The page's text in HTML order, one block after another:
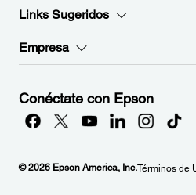
Links Sugeridos
Empresa
Conéctate con Epson
© 2026 Epson America, Inc.Términos de